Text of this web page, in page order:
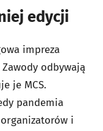
edycji
impreza
odbywają
je MCS.
pandemia
i